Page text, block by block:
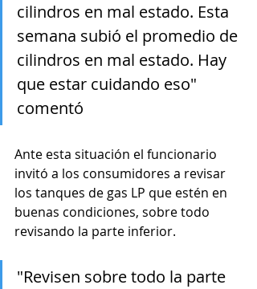
cilindros en mal estado. Esta
semana subió el promedio de
cilindros en mal estado. Hay
que estar cuidando eso"
comentó
Ante esta situación el funcionario
invitó a los consumidores a revisar
los tanques de gas LP que estén en
buenas condiciones, sobre todo
revisando la parte inferior.
"Revisen sobre todo la parte